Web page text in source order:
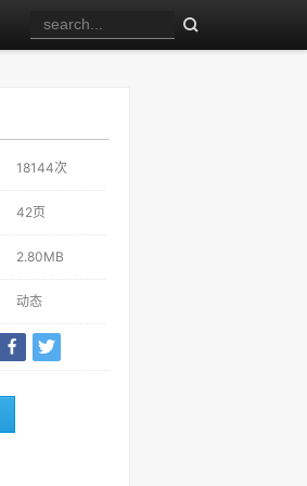
18144次
42页
2.80MB
动态